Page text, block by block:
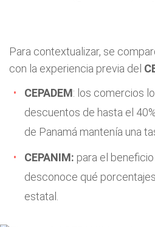
Para contextualizar, se
con la experiencia previa del
CEPADEM: los comercios
descuentos de hasta el
de Panamá mantenía una
CEPANIM: para el
desconoce qué
estatal.